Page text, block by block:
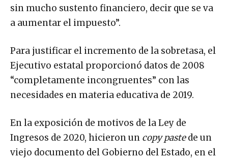
sin mucho sustento financiero, decir que se va
a aumentar el impuesto”.
Para justificar el incremento de la sobretasa, el
Ejecutivo estatal proporcionó datos de 2008
“completamente incongruentes” con las
necesidades en materia educativa de 2019.
En la exposición de motivos de la Ley de
Ingresos de 2020, hicieron un copy pastede un
viejo documento del Gobierno del Estado, en el